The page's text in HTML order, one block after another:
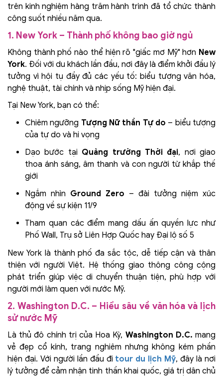
trên kinh nghiệm hàng trăm hành trình đã tổ chức thành
công suốt nhiều năm qua.
1. New York – Thành phố không bao giờ ngủ
Không thành phố nào thể hiện rõ "giấc mơ Mỹ" hơn New
York. Đối với du khách lần đầu, nơi đây là điểm khởi đầu lý
tưởng vì hội tụ đầy đủ các yếu tố: biểu tượng văn hóa,
nghệ thuật, tài chính và nhịp sống Mỹ hiện đại.
Tại New York, bạn có thể:
Chiêm ngưỡng Tượng Nữ thần Tự do – biểu tượng
của tự do và hi vọng
Dạo bước tại Quảng trường Thời đại, nơi giao
thoa ánh sáng, âm thanh và con người từ khắp thế
giới
Ngắm nhìn Ground Zero – đài tưởng niệm xúc
động về sự kiện 11/9
Tham quan các điểm mang dấu ấn quyền lực như
Phố Wall, Trụ sở Liên Hợp Quốc hay Đại lộ số 5
New York là thành phố đa sắc tộc, dễ tiếp cận và thân
thiện với người Việt. Hệ thống giao thông công cộng
phát triển giúp việc di chuyển thuận tiện, phù hợp với
người mới làm quen với nước Mỹ.
2. Washington D.C. – Hiểu sâu về văn hóa và lịch
sử nước Mỹ
Là thủ đô chính trị của Hoa Kỳ, Washington D.C. mang
vẻ đẹp cổ kính, trang nghiêm nhưng không kém phần
hiện đại. Với người lần đầu đi tour du lịch Mỹ, đây là nơi
lý tưởng để cảm nhận tinh thần khai quốc, giá trị dân chủ